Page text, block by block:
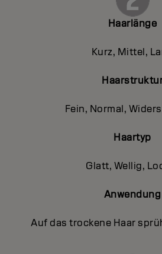
Haarlänge
Kurz, Mittel,
Fein, Normal,
Haartyp
Glatt, Wellig,
Anwendung
Auf das trockene Haar